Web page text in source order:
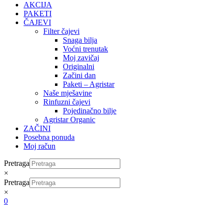
AKCIJA
PAKETI
ČAJEVI
Filter čajevi
Snaga bilja
Voćni trenutak
Moj zavičaj
Originalni
Začini dan
Paketi – Agristar
Naše mješavine
Rinfuzni čajevi
Pojedinačno bilje
Agristar Organic
ZAČINI
Posebna ponuda
Moj račun
Pretraga
×
Pretraga
×
0